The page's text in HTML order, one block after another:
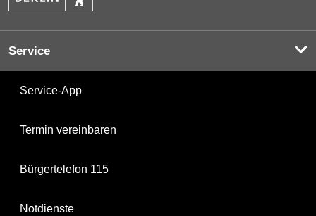
Service
Service-App
Termin vereinbaren
Bürgertelefon 115
Notdienste